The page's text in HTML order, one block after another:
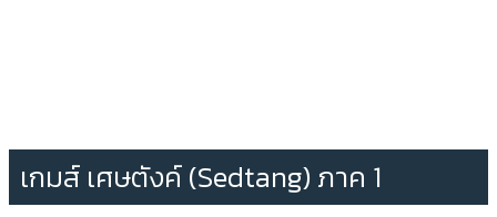
เกมส์ เศษตังค์ (Sedtang) ภาค 1